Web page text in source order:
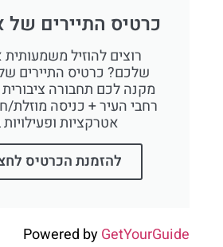
כרטיס התיירים של
רוצים להוזיל
שלכם? כרטיס התיירים
מקנה לכם תחבורה
רחבי העיר + כניסה מוזלת/
אטרקציות
להזמנת הכרטיס
Powered byGetYourGuide